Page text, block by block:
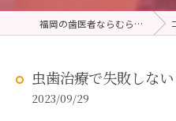
福岡の歯医者ならむらつ歯科クリニック
虫歯治療で失敗しな
2023/09/29